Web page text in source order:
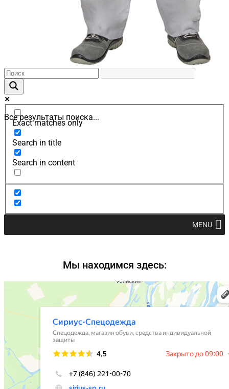
Все результаты поиска...
Exact matches only
Search in title
Search in content
MENU
Мы находимся здесь: